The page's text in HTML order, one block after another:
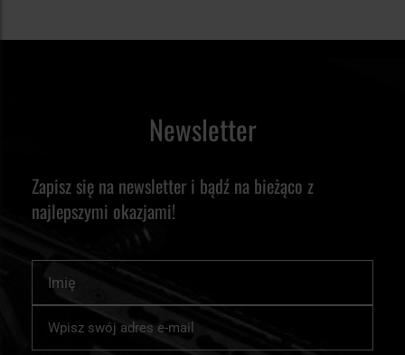
Newsletter
Zapisz się na newsletter i bądź na bieżąco z
najlepszymi okazjami!
nasz